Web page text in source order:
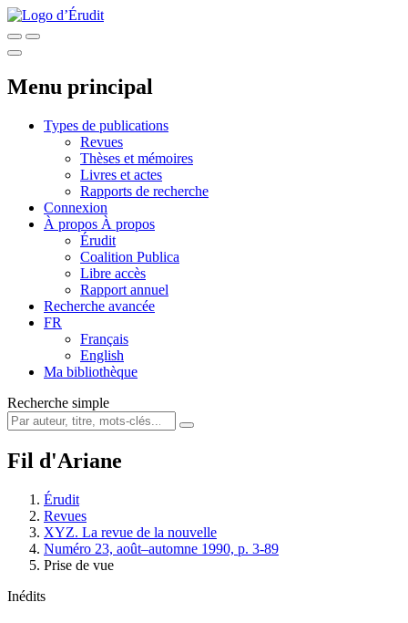
Menu principal
Types de publications
Revues
Thèses et mémoires
Livres et actes
Rapports de recherche
Connexion
À propos À propos
Érudit
Coalition Publica
Libre accès
Rapport annuel
Recherche avancée
FR
Français
English
Ma bibliothèque
Recherche simple
Fil d'Ariane
Érudit
Revues
XYZ. La revue de la nouvelle
Numéro 23, août–automne 1990, p. 3-89
Prise de vue
Inédits